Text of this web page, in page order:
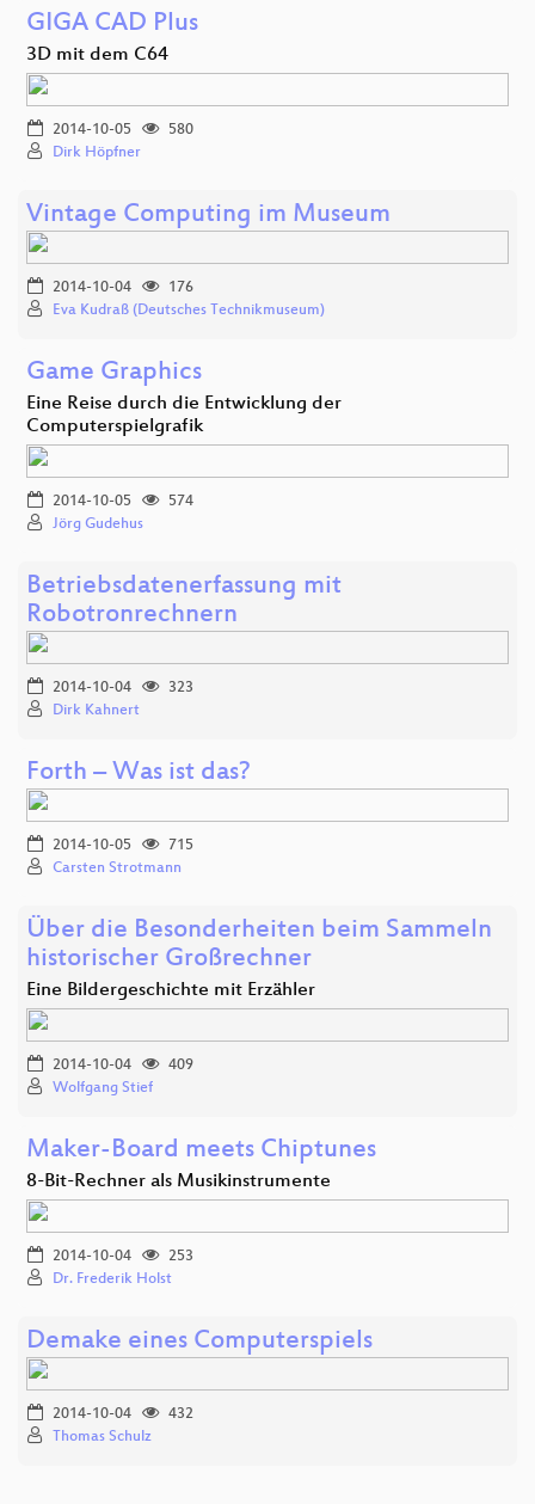
GIGA CAD Plus
3D mit dem C64
2014-10-05
580
Dirk Höpfner
Vintage Computing im Museum
2014-10-04
176
Eva Kudraß (Deutsches Technikmuseum)
Game Graphics
Eine Reise durch die Entwicklung der
Computerspielgrafik
2014-10-05
574
Jörg Gudehus
Betriebsdatenerfassung mit
Robotronrechnern
2014-10-04
323
Dirk Kahnert
Forth – Was ist das?
2014-10-05
715
Carsten Strotmann
Über die Besonderheiten beim Sammeln
historischer Großrechner
Eine Bildergeschichte mit Erzähler
2014-10-04
409
Wolfgang Stief
Maker-Board meets Chiptunes
8-Bit-Rechner als Musikinstrumente
2014-10-04
253
Dr. Frederik Holst
Demake eines Computerspiels
2014-10-04
432
Thomas Schulz